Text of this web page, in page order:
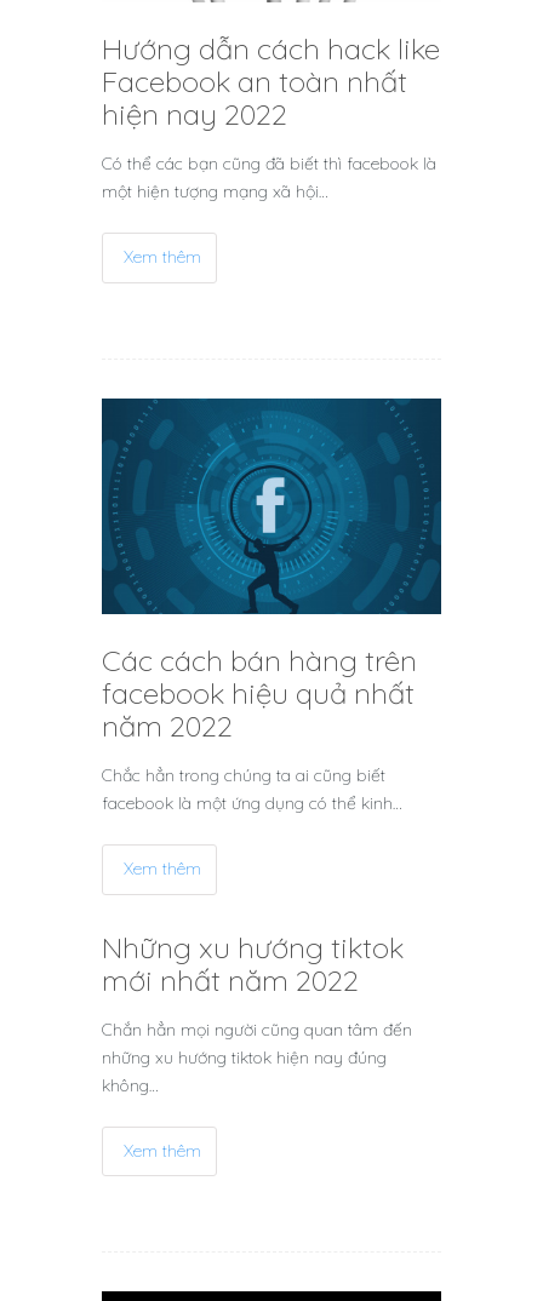
Hướng dẫn cách hack like
Facebook an toàn nhất
hiện nay 2022
Có thể các bạn cũng đã biết thì facebook là
một hiện tượng mạng xã hội…
Xem thêm
Các cách bán hàng trên
facebook hiệu quả nhất
năm 2022
Chắc hẳn trong chúng ta ai cũng biết
facebook là một ứng dụng có thể kinh…
Xem thêm
Những xu hướng tiktok
mới nhất năm 2022
Chắn hẳn mọi người cũng quan tâm đến
những xu hướng tiktok hiện nay đúng
không…
Xem thêm